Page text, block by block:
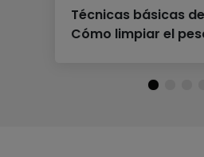
Técnicas básicas
Cómo limpiar el